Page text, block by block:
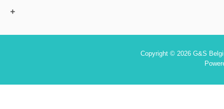
Copyright © 2026 G&S